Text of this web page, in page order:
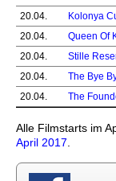
20.04.
Kolonya
20.04.
Queen Of
20.04.
Stille
20.04.
The Bye
20.04.
The
Alle Filmstarts im
April 2017